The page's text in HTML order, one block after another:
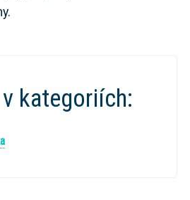
kategoriích: